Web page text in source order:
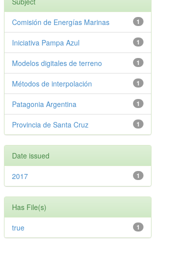
1
Comisión de Energías Marinas
1
Iniciativa Pampa Azul
1
Modelos digitales de terreno
1
Métodos de interpolación
1
Patagonia Argentina
1
Provincia de Santa Cruz
Date issued
1
2017
Has File(s)
1
true